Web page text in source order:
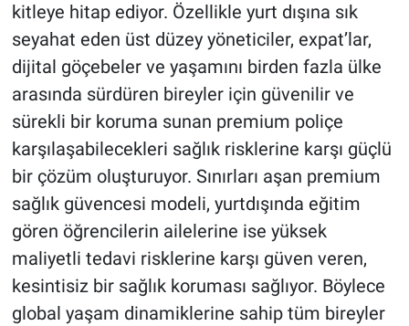
kitleye hitap ediyor. Özellikle yurt dışına sık
seyahat eden üst düzey yöneticiler, expat’lar,
dijital göçebeler ve yaşamını birden fazla ülke
arasında sürdüren bireyler için güvenilir ve
sürekli bir koruma sunan premium poliçe
karşılaşabilecekleri sağlık risklerine karşı güçlü
bir çözüm oluşturuyor. Sınırları aşan premium
sağlık güvencesi modeli, yurtdışında eğitim
gören öğrencilerin ailelerine ise yüksek
maliyetli tedavi risklerine karşı güven veren,
kesintisiz bir sağlık koruması sağlıyor. Böylece
global yaşam dinamiklerine sahip tüm bireyler